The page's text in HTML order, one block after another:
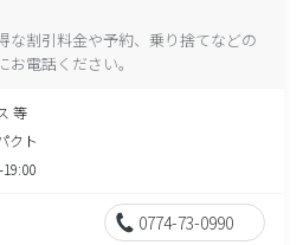
な割引料金や予約、乗り捨てなどの
電話ください。
等
クト
19:00
0774-73-0990